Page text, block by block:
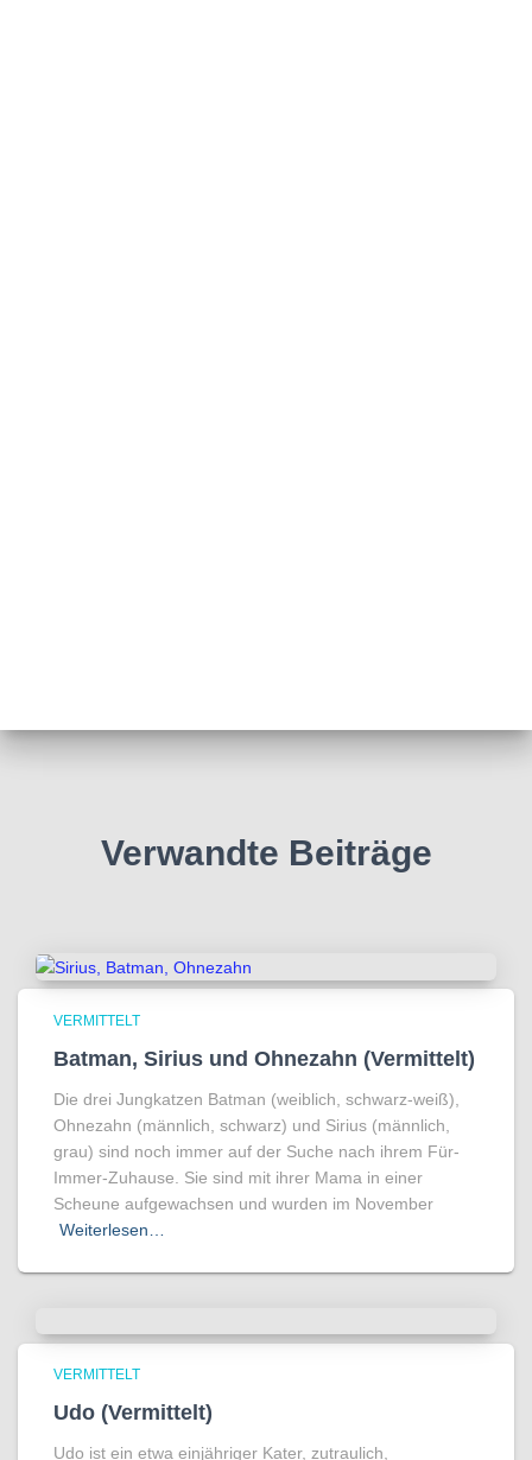
Verwandte Beiträge
VERMITTELT
Batman, Sirius und Ohnezahn (Vermittelt)
Die drei Jungkatzen Batman (weiblich, schwarz-weiß),
Ohnezahn (männlich, schwarz) und Sirius (männlich,
grau) sind noch immer auf der Suche nach ihrem Für-
Immer-Zuhause. Sie sind mit ihrer Mama in einer
Scheune aufgewachsen und wurden im November
Weiterlesen…
VERMITTELT
Udo (Vermittelt)
Udo ist ein etwa einjähriger Kater, zutraulich,